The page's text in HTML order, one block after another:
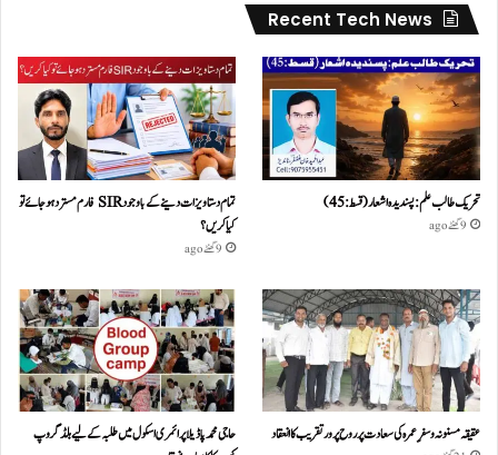
Recent Tech News
تحریک طالب علم: پسندیدہ اشعار (قسط:45)
9 گھنٹے ago
تمام دستاویزات دینے کے باوجود SIR فارم مسترد ہو جائے تو
کیا کریں؟
9 گھنٹے ago
عقیقہ مسنونہ و سفرِ عمرہ کی سعادت پر روح پرور تقریب کا انعقاد
حاجی محمد پاڈیلا پرائمری اسکول میں طلبہ کے لیے بلڈ گروپ